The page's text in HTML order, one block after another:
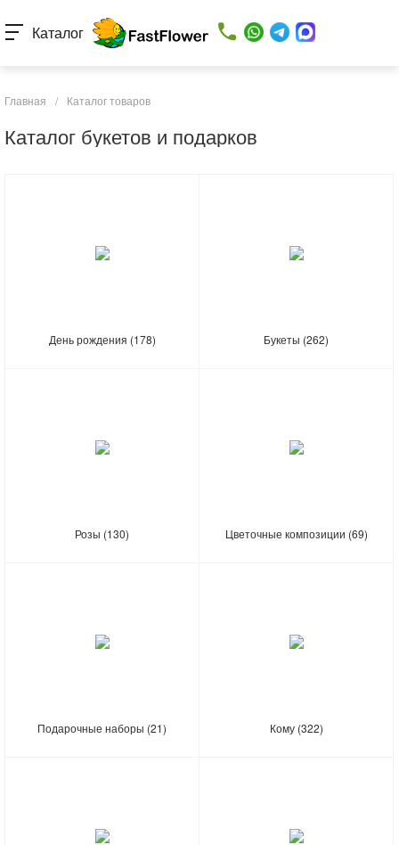
Каталог
Главная / Каталог товаров
Каталог букетов и подарков
День рождения (178) Букеты (262)
Розы (130) Цветочные композиции (69)
Подарочные наборы (21) Кому (322)